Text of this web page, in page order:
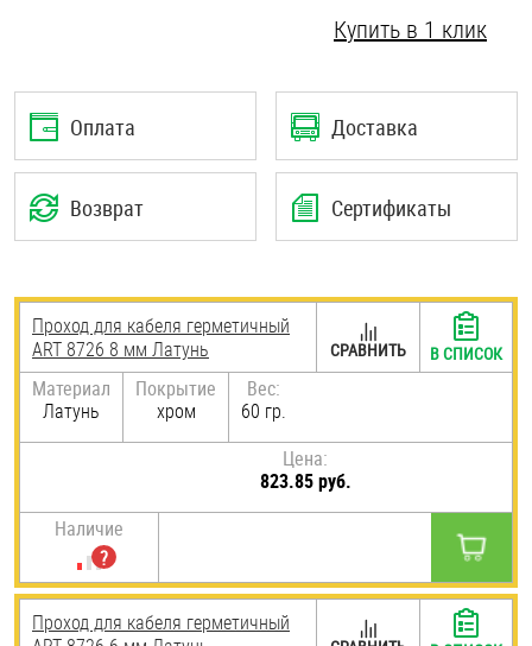
Шпильки
Шплинты
Штифты и пальцы
Купить в 1 клик
Оплата Доставка
Возврат Сертификаты
Проход для кабеля герметичный
ART 8726 8 мм Латунь
Материал
Латунь
Покрытие
хром
Вес:
60 гр.
Цена:
823.85 руб.
Наличие
СРАВНИТЬ В СПИСОК
Проход для кабеля герметичный